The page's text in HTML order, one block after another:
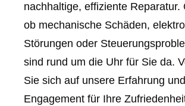
nachhaltige, effiziente Reparatur.
ob mechanische Schäden,
Störungen oder
sind rund um die Uhr für Sie da.
Sie sich auf unsere Erfahrung
Engagement für Ihre